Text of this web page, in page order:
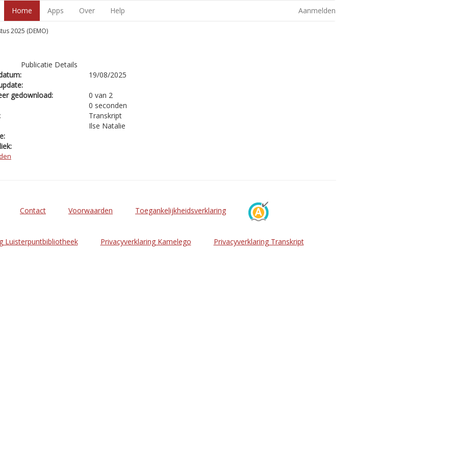
Home Apps Over Help Aanmelden
2025 (DEMO)
Publicatie Details
19/08/2025
gedownload:
0 van 2
0 seconden
Transkript
Ilse Natalie
Contact Voorwaarden Toegankelijkheidsverklaring
Luisterpuntbibliotheek Privacyverklaring Kamelego Privacyverklaring Transkript